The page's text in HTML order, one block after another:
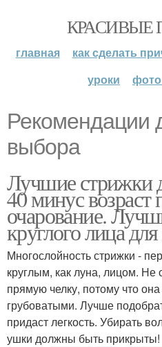
КРАСИВЫЕ
главная как сделать
уроки
Рекомендации
выбора
Лучшие стрижки
40 минус возраст
очарование.
круглого лица
Многослойность стрижки -
круглым, как луна, лицом. Не
прямую челку, потому что
грубоватыми. Лучше
придаст легкость. Убирать
ушки должны быть прикрыты!